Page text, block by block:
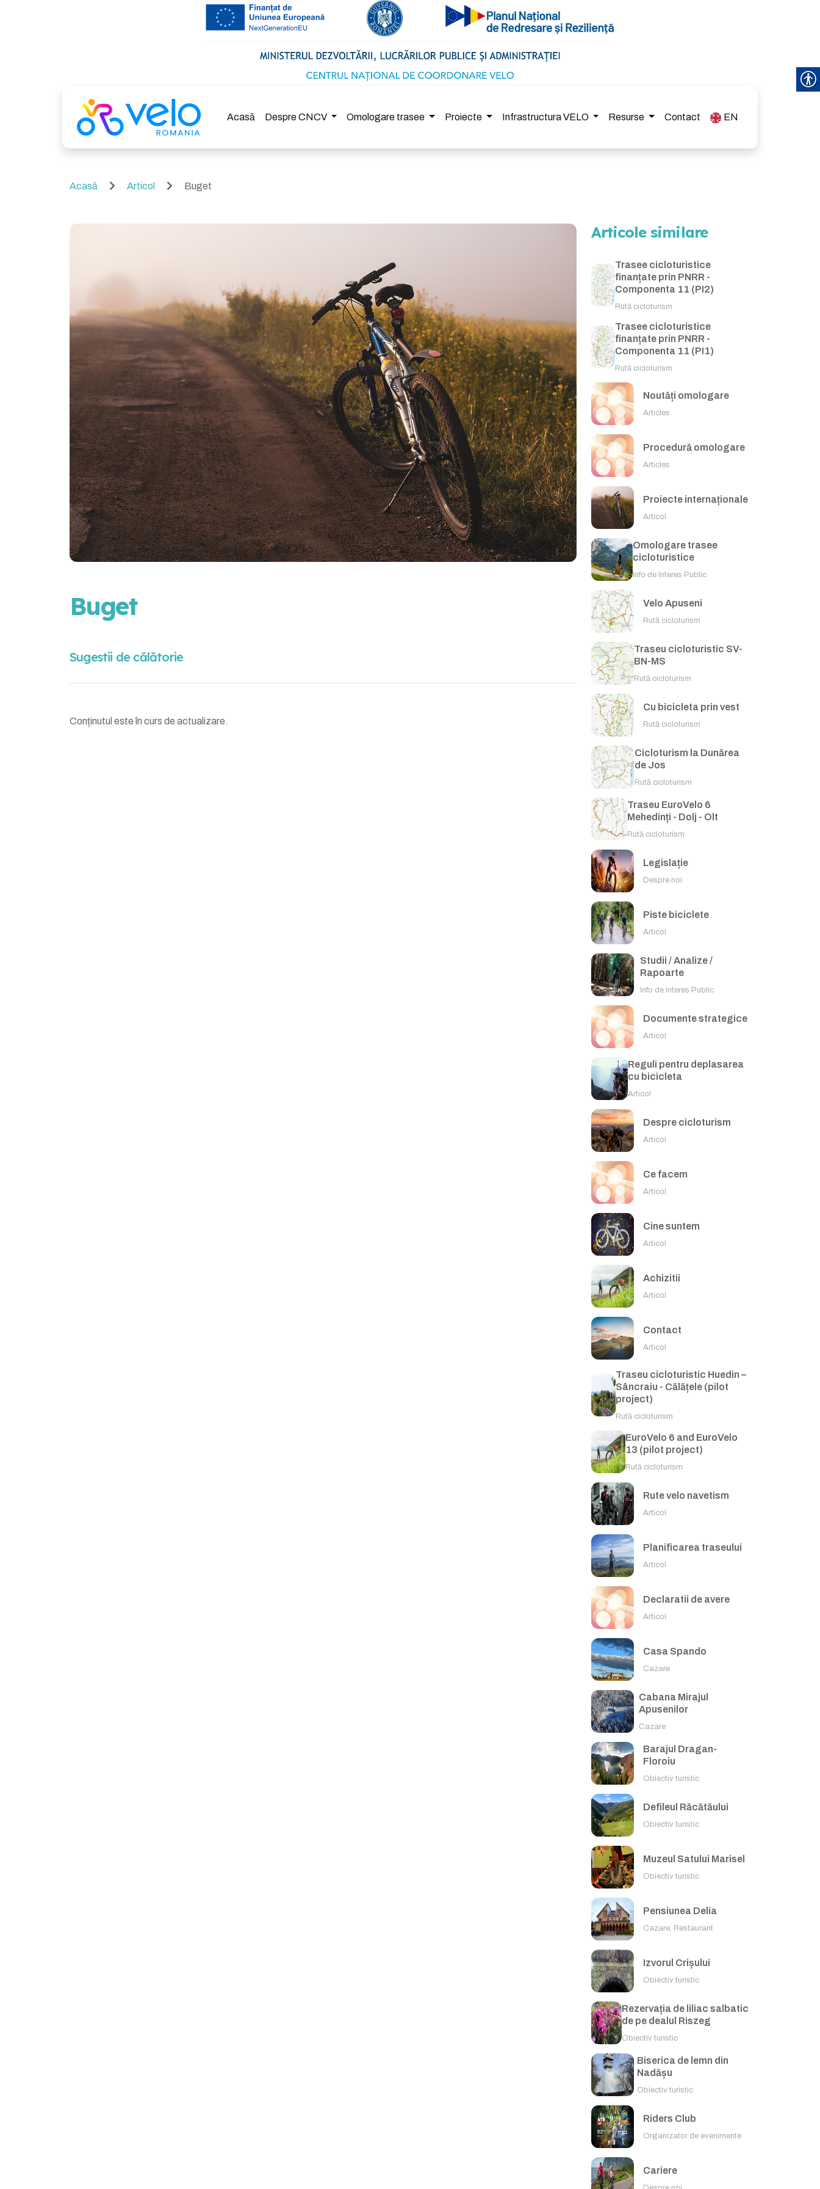
Acasă Despre CNCV Omologare trasee Proiecte Infrastructura VELO Resurse Contact EN
Acasă Articol Buget
Buget
Sugestii de călătorie
Conținutul este în curs de actualizare.
Articole similare
Trasee cicloturistice
finanțate prin PNRR -
Componenta 11 (PI2)
Rută cicloturism
Trasee cicloturistice
finanțate prin PNRR -
Componenta 11 (PI1)
Rută cicloturism
Noutăți omologare
Articles
Procedură omologare
Articles
Proiecte internaționale
Articol
Omologare trasee
cicloturistice
Info de Interes Public
Velo Apuseni
Rută cicloturism
Traseu cicloturistic SV-
BN-MS
Rută cicloturism
Cu bicicleta prin vest
Rută cicloturism
Cicloturism la Dunărea
de Jos
Rută cicloturism
Traseu EuroVelo 6
Mehedinți - Dolj - Olt
Rută cicloturism
Legislație
Despre noi
Piste biciclete
Articol
Studii / Analize /
Rapoarte
Info de Interes Public
Documente strategice
Articol
Reguli pentru deplasarea
cu bicicleta
Articol
Despre cicloturism
Articol
Ce facem
Articol
Cine suntem
Articol
Achizitii
Articol
Contact
Articol
Traseu cicloturistic Huedin –
Sâncraiu - Călățele (pilot
project)
Rută cicloturism
EuroVelo 6 and EuroVelo
13 (pilot project)
Rută cicloturism
Rute velo navetism
Articol
Planificarea traseului
Articol
Declaratii de avere
Articol
Casa Spando
Cazare
Cabana Mirajul
Apusenilor
Cazare
Barajul Dragan-
Floroiu
Obiectiv turistic
Defileul Răcătăului
Obiectiv turistic
Muzeul Satului Marisel
Obiectiv turistic
Pensiunea Delia
Cazare, Restaurant
Izvorul Crișului
Obiectiv turistic
Rezervația de liliac salbatic
de pe dealul Riszeg
Obiectiv turistic
Biserica de lemn din
Nadășu
Obiectiv turistic
Riders Club
Organizator de evenimente
Cariere